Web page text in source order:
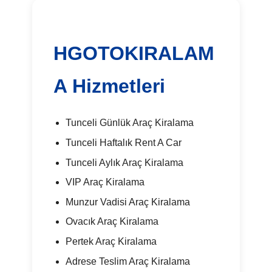
HGOTOKIRALAM
A Hizmetleri
Tunceli Günlük Araç Kiralama
Tunceli Haftalık Rent A Car
Tunceli Aylık Araç Kiralama
VIP Araç Kiralama
Munzur Vadisi Araç Kiralama
Ovacık Araç Kiralama
Pertek Araç Kiralama
Adrese Teslim Araç Kiralama